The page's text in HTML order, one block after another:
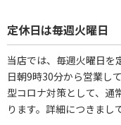
定休日は毎週火曜日
当店では、毎週火曜日を
日朝9時30分から営業し
型コロナ対策として、通
ります。詳細につきまし